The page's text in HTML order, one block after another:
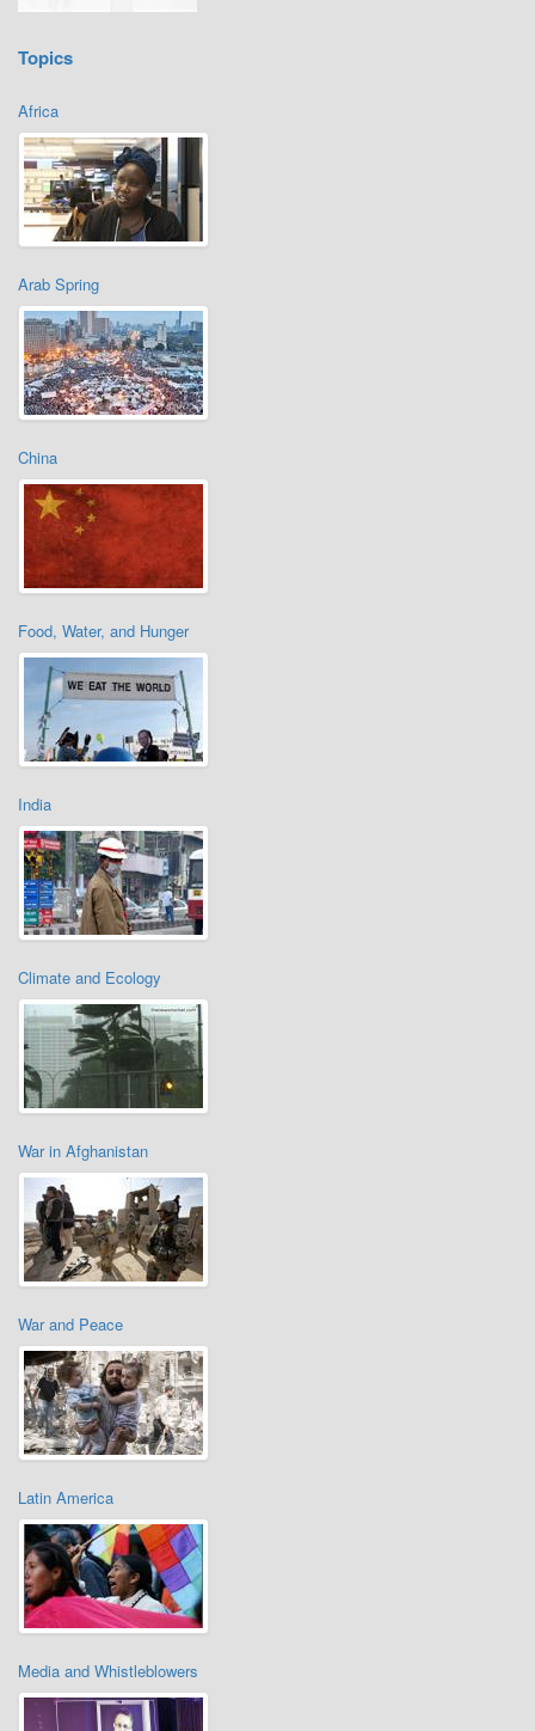
Topics
Africa
Arab Spring
China
Food, Water, and Hunger
India
Climate and Ecology
War in Afghanistan
War and Peace
Latin America
Media and Whistleblowers